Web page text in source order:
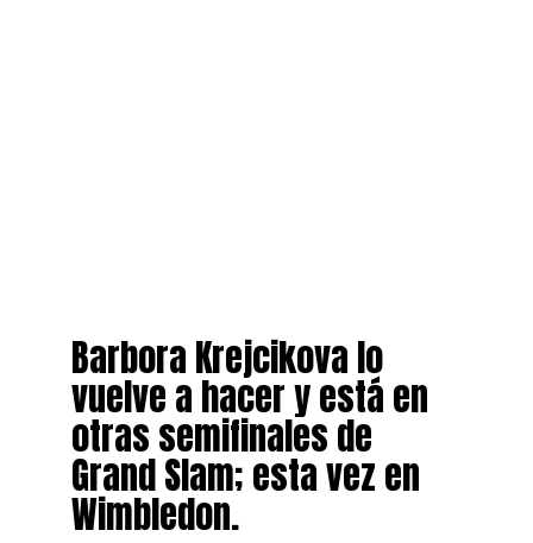
Barbora Krejcikova lo
vuelve a hacer y está en
otras semifinales de
Grand Slam; esta vez en
Wimbledon.